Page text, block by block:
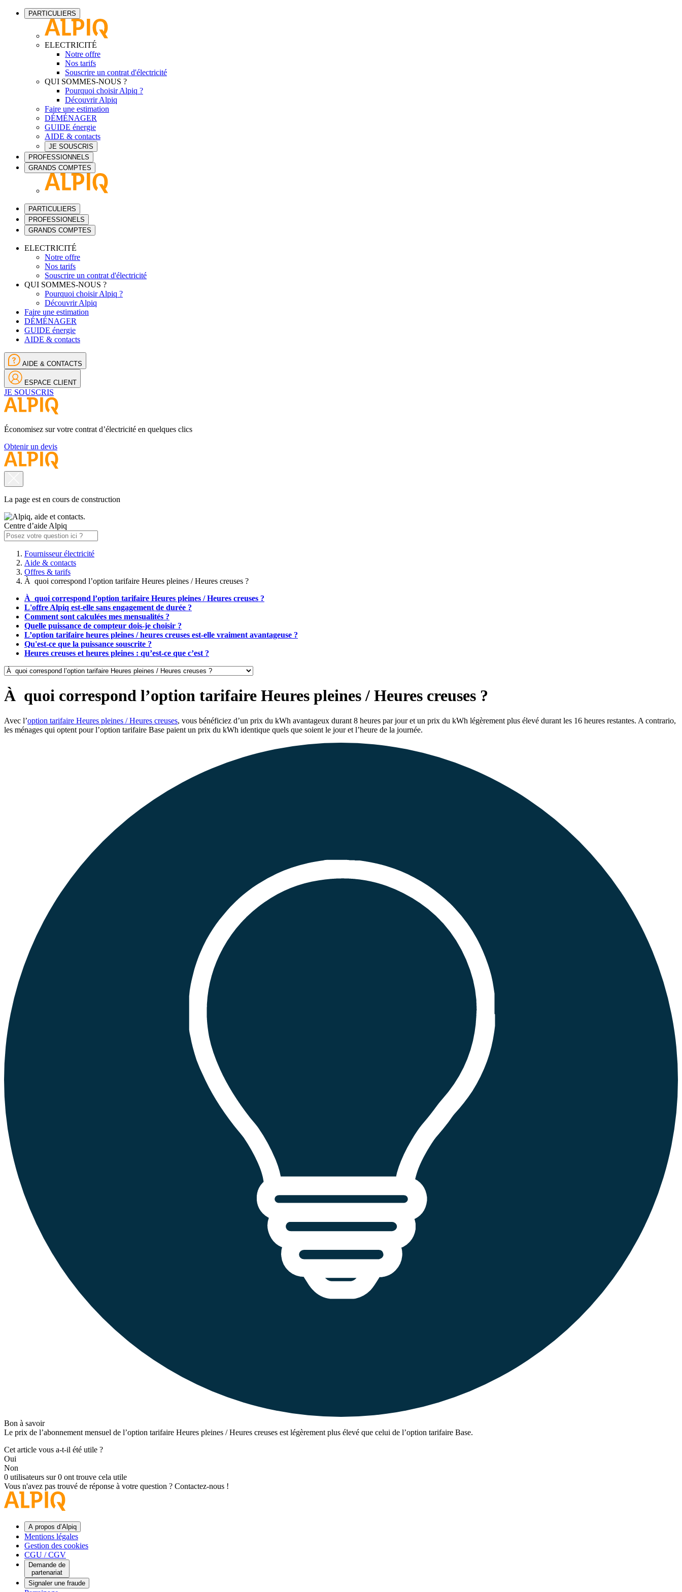
PARTICULIERS
ELECTRICITÉ
Notre offre
Nos tarifs
Souscrire un contrat d'électricité
QUI SOMMES-NOUS ?
Pourquoi choisir Alpiq ?
Découvrir Alpiq
Faire une estimation
DÉMÉNAGER
GUIDE énergie
AIDE & contacts
JE SOUSCRIS
PROFESSIONNELS
GRANDS COMPTES
PARTICULIERS
PROFESSIONELS
GRANDS COMPTES
ELECTRICITÉ
Notre offre
Nos tarifs
Souscrire un contrat d'électricité
QUI SOMMES-NOUS ?
Pourquoi choisir Alpiq ?
Découvrir Alpiq
Faire une estimation
DÉMÉNAGER
GUIDE énergie
AIDE & contacts
AIDE & CONTACTS
ESPACE CLIENT
JE SOUSCRIS
Économisez sur votre contrat d’électricité en quelques clics
Obtenir un devis
La page est en cours de construction
Centre d’aide Alpiq
Fournisseur électricité
Aide & contacts
Offres & tarifs
À quoi correspond l’option tarifaire Heures pleines / Heures creuses ?
À quoi correspond l’option tarifaire Heures pleines / Heures creuses ?
L'offre Alpiq est-elle sans engagement de durée ?
Comment sont calculées mes mensualités ?
Quelle puissance de compteur dois-je choisir ?
L’option tarifaire heures pleines / heures creuses est-elle vraiment avantageuse ?
Qu'est-ce que la puissance souscrite ?
Heures creuses et heures pleines : qu’est-ce que c’est ?
À quoi correspond l’option tarifaire Heures pleines / Heures creuses ?
Avec l’option tarifaire Heures pleines / Heures creuses, vous bénéficiez d’un prix du kWh avantageux durant 8 heures par jour et un prix du kWh légèrement plus élevé durant les 16 heures restantes. A contrario,
les ménages qui optent pour l’option tarifaire Base paient un prix du kWh identique quels que soient le jour et l’heure de la journée.
Bon à savoir
Le prix de l’abonnement mensuel de l’option tarifaire Heures pleines / Heures creuses est légèrement plus élevé que celui de l’option tarifaire Base.
Cet article vous a-t-il été utile ?
Oui
Non
0 utilisateurs sur 0 ont trouve cela utile
Vous n'avez pas trouvé de réponse à votre question ? Contactez-nous !
A propos d’Alpiq
Mentions légales
Gestion des cookies
CGU / CGV
Demande de
partenariat
Signaler une fraude